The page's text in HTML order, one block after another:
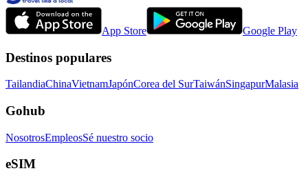
App Store Google Play
Destinos populares
TailandiaChinaVietnamJapónCorea del SurTaiwánSingapurMalasia
Gohub
NosotrosEmpleosSé nuestro socio
eSIM